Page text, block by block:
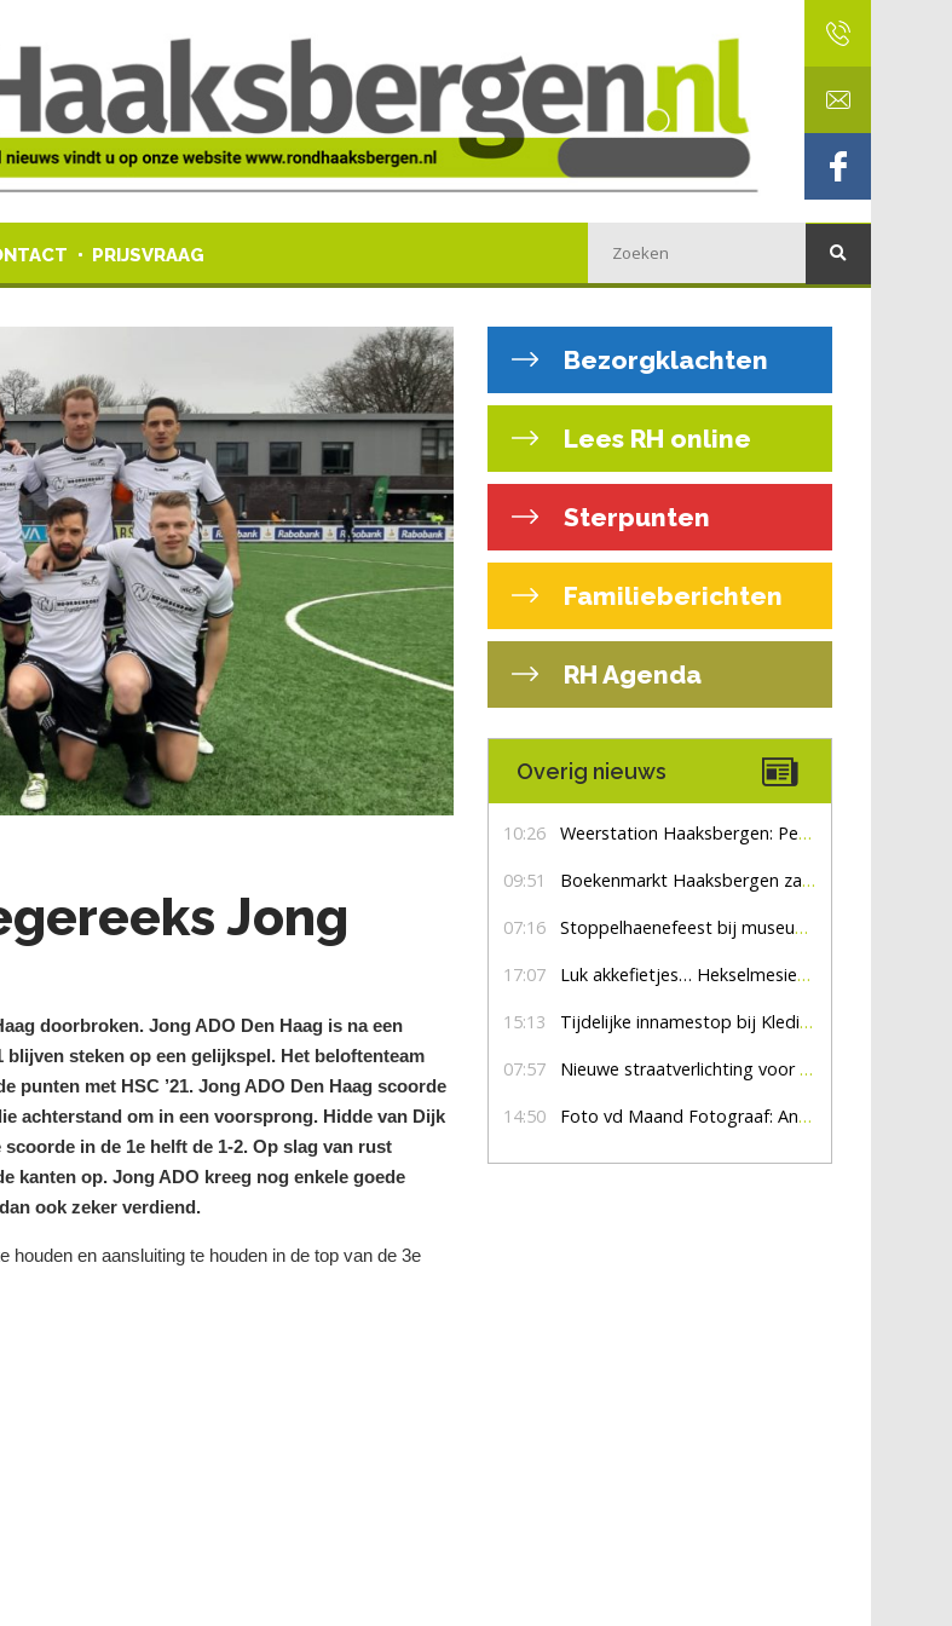
PRIJSVRAAG
Jong
doorbroken. Jong ADO Den Haag is na een
steken op een gelijkspel. Het beloftenteam
punten met HSC ’21. Jong ADO Den Haag scoorde
achterstand om in een voorsprong. Hidde van Dijk
scoorde in de 1e helft de 1-2. Op slag van rust
kanten op. Jong ADO kreeg nog enkele goede
ook zeker verdiend.
houden en aansluiting te houden in de top van de 3e
Bezorgklachten
Lees RH online
Sterpunten
Familieberichten
RH Agenda
Overig nieuws
10:26 Weerstation Haaksbergen: Perioden met zon en droog
09:51 Boekenmarkt Haaksbergen zaterdag 8 augustus, marktplein Haaksbergen
07:16 Stoppelhaenefeest bij museum De Lebbenbrugge
17:07 Luk akkefietjes… HekselmesienHarry
15:13 Tijdelijke innamestop bij Kledingbank Stefania
07:57 Nieuwe straatverlichting voor De Veldmaat en De Pas
14:50 Foto vd Maand Fotograaf: Anna Jalving